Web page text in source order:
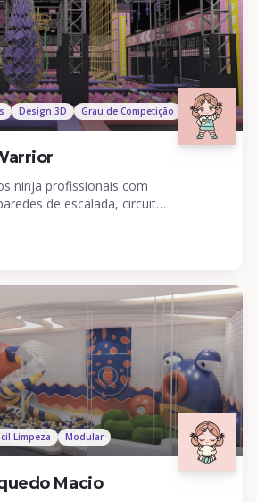
Design 3D Grau de Competição
ninja profissionais com
de escalada, circuitos
equilíbrio e obstáculos de
Limpeza Modular
Macio